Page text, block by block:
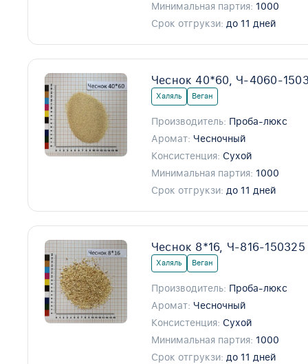
Минимальная партия: 1000
Срок отгрукзи: до 11 дней
Чеснок 40*60, Ч-4060-
Халяль Веган
Производитель: Проба-люкс
Аромат: Чесночный
Консистенция: Сухой
Минимальная партия: 1000
Срок отгрукзи: до 11 дней
Чеснок 8*16, Ч-816-150325
Халяль Веган
Производитель: Проба-люкс
Аромат: Чесночный
Консистенция: Сухой
Минимальная партия: 1000
Срок отгрукзи: до 11 дней